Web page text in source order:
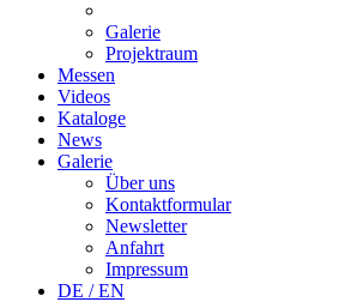
Galerie
Projektraum
Messen
Videos
Kataloge
News
Galerie
Über uns
Kontaktformular
Newsletter
Anfahrt
Impressum
DE / EN